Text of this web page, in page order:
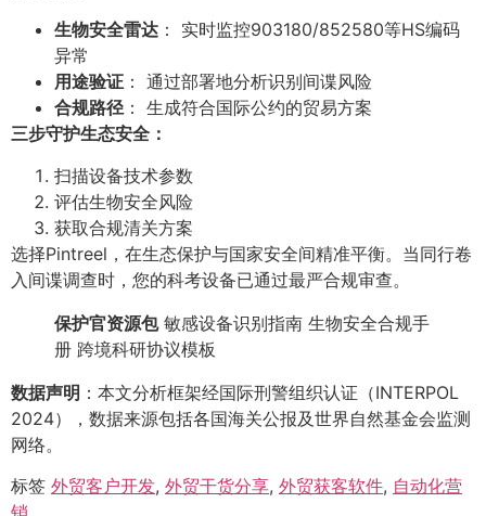
生物安全雷达 ： 实时监控903180/852580等HS编码
异常
用途验证 ： 通过部署地分析识别间谍风险
合规路径： 生成符合国际公约的贸易方案
三步守护生态安全：
扫描设备技术参数
评估生物安全风险
获取合规清关方案
选择Pintreel，在生态保护与国家安全间精准平衡。当同行卷
入间谍调查时，您的科考设备已通过最严合规审查。
保护官资源包敏感设备识别指南 生物安全合规手
册 跨境科研协议模板
数据声明 ：本文分析框架经国际刑警组织认证（INTERPOL
2024），数据来源包括各国海关公报及世界自然基金会监测
网络。
标签 外贸客户开发, 外贸干货分享, 外贸获客软件, 自动化营